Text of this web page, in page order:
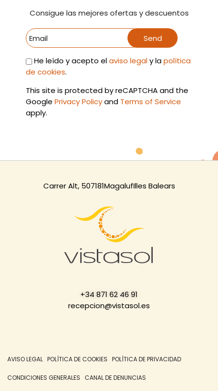
Consigue las mejores ofertas y descuentos
He leído y acepto elaviso legaly lapolítica
de cookies.
This site is protected by reCAPTCHA and the
Google Privacy Policyand Terms of Service
apply.
Send
Carrer Alt, 507181MagalufIlles Balears
+34 871 62 46 91
recepcion@vistasol.es
AVISO LEGAL POLÍTICA DE COOKIES POLÍTICA DE PRIVACIDAD
CONDICIONES GENERALES CANAL DE DENUNCIAS